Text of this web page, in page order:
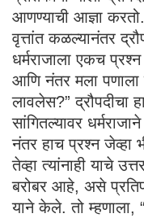
आणण्याची आज्ञा
वृत्तांत कळल्यानंतर
धर्मराजाला एकच
आणि नंतर मला
लावलेस?” द्रौपदीचा
सांगितल्यावर
नंतर हाच प्रश्न जेव्हा
तेव्हा त्यांनाही याचे
बरोबर आहे, असे
याने केले. तो म्हणाला,